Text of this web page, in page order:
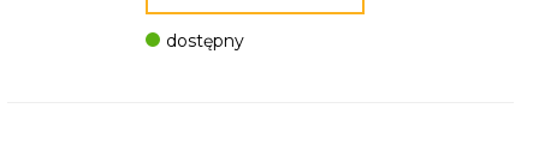
dostępny